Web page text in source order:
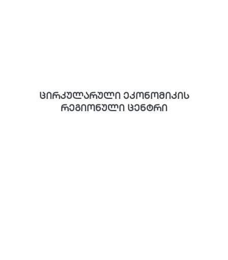
ცირკულარული ეკონომიკის
რეგიონული ცენტრი